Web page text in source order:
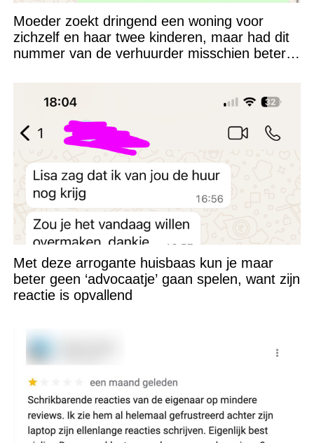
Moeder zoekt dringend een woning voor
zichzelf en haar twee kinderen, maar had dit
nummer van de verhuurder misschien beter
Met deze arrogante huisbaas kun je maar
beter geen ‘advocaatje’ gaan spelen, want zijn
reactie is opvallend